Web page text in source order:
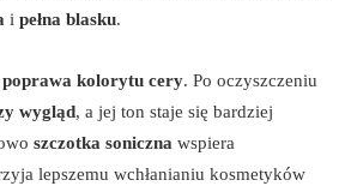
i pełna blasku.
poprawa kolorytu cery. Po oczyszczeniu
wygląd, a jej ton staje się bardziej
szczotka soniczna wspiera
lepszemu wchłanianiu kosmetyków